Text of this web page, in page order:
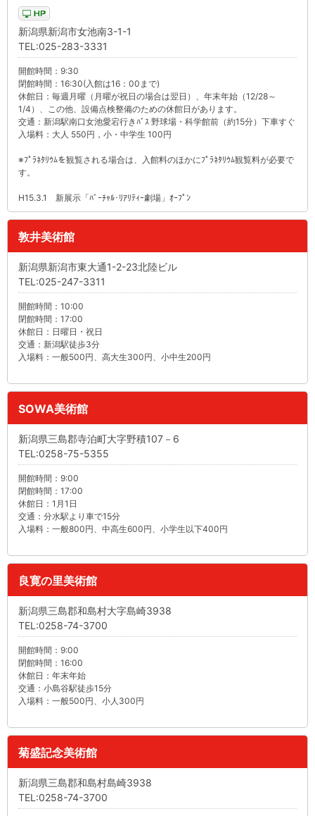
新潟県新潟市女池南3-1-1
TEL:025-283-3331
開館時間：9:30
閉館時間：16:30(入館は16：00まで)
休館日：毎週月曜（月曜が祝日の場合は翌日）、年末年始（12/28～
1/4）、この他、設備点検整備のための休館日があります。
交通：新潟駅南口女池愛宕行きﾊﾞｽ 野球場・科学館前（約15分）下車すぐ
入場料：大人 550円，小・中学生 100円
※ﾌﾟﾗﾈﾀﾘｳﾑを観覧される場合は、入館料のほかにﾌﾟﾗﾈﾀﾘｳﾑ観覧料が必要で
す。
H15.3.1 新展示「ﾊﾞｰﾁｬﾙ･ﾘｱﾘﾃｨｰ劇場」ｵｰﾌﾟﾝ
敦井美術館
新潟県新潟市東大通1-2-23北陸ビル
TEL:025-247-3311
開館時間：10:00
閉館時間：17:00
休館日：日曜日・祝日
交通：新潟駅徒歩3分
入場料：一般500円、高大生300円、小中生200円
SOWA美術館
新潟県三島郡寺泊町大字野積107－6
TEL:0258-75-5355
開館時間：9:00
閉館時間：17:00
休館日：1月1日
交通：分水駅より車で15分
入場料：一般800円、中高生600円、小学生以下400円
良寛の里美術館
新潟県三島郡和島村大字島崎3938
TEL:0258-74-3700
開館時間：9:00
閉館時間：16:00
休館日：年末年始
交通：小島谷駅徒歩15分
入場料：一般500円、小人300円
菊盛記念美術館
新潟県三島郡和島村島崎3938
TEL:0258-74-3700